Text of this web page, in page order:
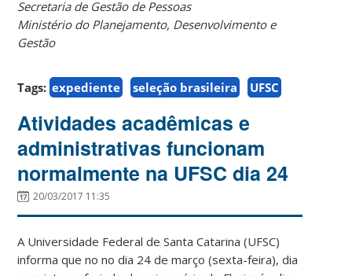
Secretaria de Gestão de Pessoas
Ministério do Planejamento, Desenvolvimento e
Gestão
Tags: expediente seleção brasileira UFSC
Atividades acadêmicas e
administrativas funcionam
normalmente na UFSC dia 24
20/03/2017 11:35
A Universidade Federal de Santa Catarina (UFSC)
informa que no no dia 24 de março (sexta-feira), dia